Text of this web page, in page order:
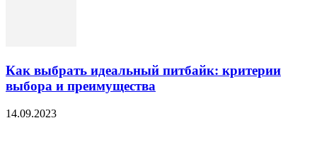
Как выбрать идеальный питбайк: критерии
выбора и преимущества
14.09.2023